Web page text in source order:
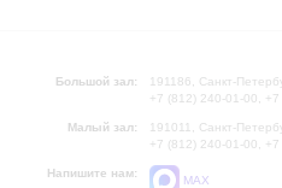
Большой зал:
191186, Санкт-
+7 (812) 240-01-00,
Малый зал:
191011, Санкт-
+7 (812) 240-01-00,
Напишите нам:
MAX